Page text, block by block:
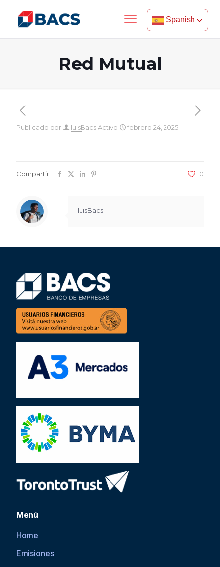
Spanish
Red Mutual
Publicado por luisBacsActivo febrero 24, 2025
Compartir 0
luisBacs
Menú
Home
Emisiones